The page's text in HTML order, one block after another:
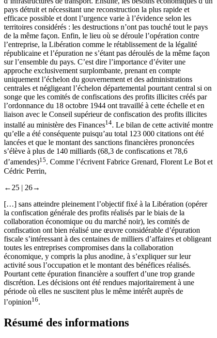
pays détruit et nécessitant une reconstruction la plus rapide et
efficace possible et dont l’urgence varie à l’évidence selon les
territoires considérés : les destructions n’ont pas touché tout le pays
de la même façon. Enfin, le lieu où se déroule l’opération contre
l’entreprise, la Libération comme le rétablissement de la légalité
républicaine et l’épuration ne s’étant pas déroulés de la même façon
sur l’ensemble du pays. C’est dire l’importance d’éviter une
approche exclusivement surplombante, prenant en compte
uniquement l’échelon du gouvernement et des administrations
centrales et négligeant l’échelon départemental pourtant central si on
songe que les comités de confiscations des profits illicites créés par
l’ordonnance du 18 octobre 1944 ont travaillé à cette échelle et en
liaison avec le Conseil supérieur de confiscation des profits illicites
installé au ministère des Finances14. Le bilan de cette activité montre
qu’elle a été conséquente puisqu’au total 123 000 citations ont été
lancées et que le montant des sanctions financières prononcées
s’élève à plus de 140 milliards (68,3 de confiscations et 78,6
d’amendes)15. Comme l’écrivent Fabrice Grenard, Florent Le Bot et
Cédric Perrin,
←25 | 26→
[…] sans atteindre pleinement l’objectif fixé à la Libération (opérer
la confiscation générale des profits réalisés par le biais de la
collaboration économique ou du marché noir), les comités de
confiscation ont bien réalisé une œuvre considérable d’épuration
fiscale s’intéressant à des centaines de milliers d’affaires et obligeant
toutes les entreprises compromises dans la collaboration
économique, y compris la plus anodine, à s’expliquer sur leur
activité sous l’occupation et le montant des bénéfices réalisés.
Pourtant cette épuration financière a souffert d’une trop grande
discrétion. Les décisions ont été rendues majoritairement à une
période où elles ne suscitent plus le même intérêt auprès de
l’opinion16.
Résumé des informations